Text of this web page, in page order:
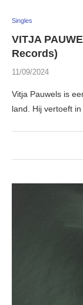
Singles
VITJA
Records)
11/09/2024
Vitja Pauwels is
land. Hij vertoeft